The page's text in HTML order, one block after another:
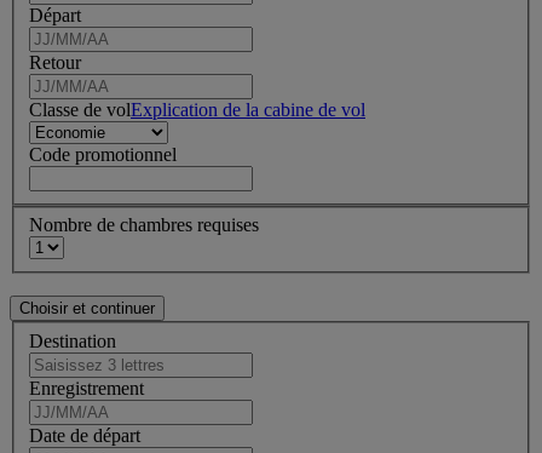
Départ
Retour
Classe de volExplication de la cabine de vol
Code promotionnel
Nombre de chambres requises
Destination
Enregistrement
Date de départ